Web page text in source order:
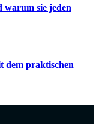
sie jeden
dem praktischen